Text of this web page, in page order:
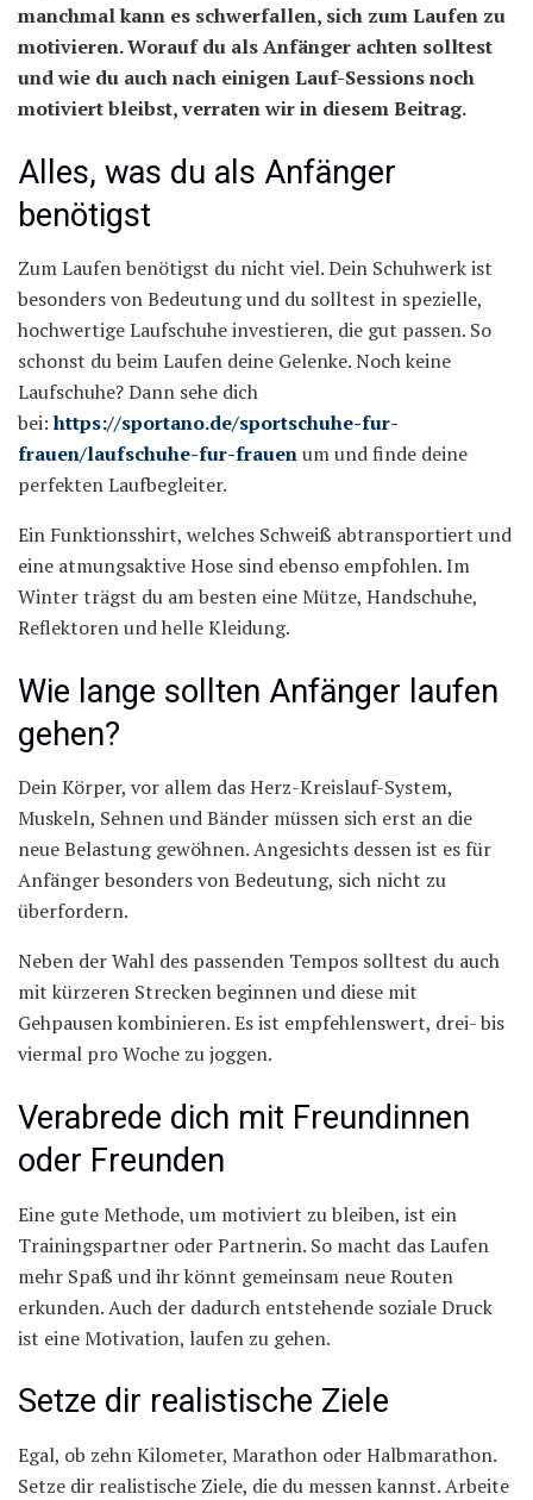
manchmal kann es schwerfallen, sich zum Laufen zu
motivieren. Worauf du als Anfänger achten solltest
und wie du auch nach einigen Lauf-Sessions noch
motiviert bleibst, verraten wir in diesem Beitrag.
Alles, was du als Anfänger
benötigst
Zum Laufen benötigst du nicht viel. Dein Schuhwerk ist
besonders von Bedeutung und du solltest in spezielle,
hochwertige Laufschuhe investieren, die gut passen. So
schonst du beim Laufen deine Gelenke. Noch keine
Laufschuhe? Dann sehe dich
bei:https://sportano.de/sportschuhe-fur-
frauen/laufschuhe-fur-frauenum und finde deine
perfekten Laufbegleiter.
Ein Funktionsshirt, welches Schweiß abtransportiert und
eine atmungsaktive Hose sind ebenso empfohlen. Im
Winter trägst du am besten eine Mütze, Handschuhe,
Reflektoren und helle Kleidung.
Wie lange sollten Anfänger laufen
gehen?
Dein Körper, vor allem das Herz-Kreislauf-System,
Muskeln, Sehnen und Bänder müssen sich erst an die
neue Belastung gewöhnen. Angesichts dessen ist es für
Anfänger besonders von Bedeutung, sich nicht zu
überfordern.
Neben der Wahl des passenden Tempos solltest du auch
mit kürzeren Strecken beginnen und diese mit
Gehpausen kombinieren. Es ist empfehlenswert, drei- bis
viermal pro Woche zu joggen.
Verabrede dich mit Freundinnen
oder Freunden
Eine gute Methode, um motiviert zu bleiben, ist ein
Trainingspartner oder Partnerin. So macht das Laufen
mehr Spaß und ihr könnt gemeinsam neue Routen
erkunden. Auch der dadurch entstehende soziale Druck
ist eine Motivation, laufen zu gehen.
Setze dir realistische Ziele
Egal, ob zehn Kilometer, Marathon oder Halbmarathon.
Setze dir realistische Ziele, die du messen kannst. Arbeite